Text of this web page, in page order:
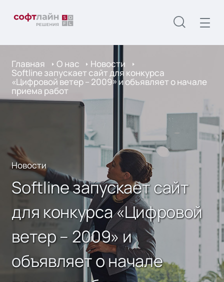
Главная О нас Новости
Softline запускает сайт для конкурса
«Цифровой ветер – 2009» и объявляет о начале
приема работ
Новости
Softline запускает сайт
для конкурса «Цифровой
ветер – 2009» и
объявляет о начале